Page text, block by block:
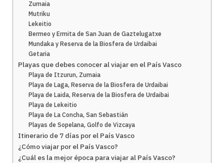
Zumaia
Mutriku
Lekeitio
Bermeo y Ermita de San Juan de Gaztelugatxe
Mundaka y Reserva de la Biosfera de Urdaibai
Getaria
Playas que debes conocer al viajar en el País Vasco
Playa de Itzurun, Zumaia
Playa de Laga, Reserva de la Biosfera de Urdaibai
Playa de Laida, Reserva de la Biosfera de Urdaibai
Playa de Lekeitio
Playa de La Concha, San Sebastián
Playas de Sopelana, Golfo de Vizcaya
Itinerario de 7 días por el País Vasco
¿Cómo viajar por el País Vasco?
¿Cuál es la mejor época para viajar al País Vasco?